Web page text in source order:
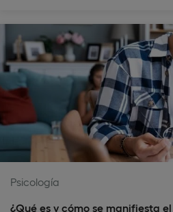
Psicología
¿Qué es y cómo se manifiesta